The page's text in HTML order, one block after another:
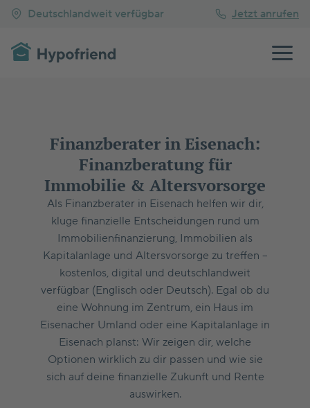
Deutschlandweit verfügbar Jetzt anrufen
Finanzberater in Eisenach:
Finanzberatung für
Immobilie & Altersvorsorge
Als Finanzberater in Eisenach helfen wir dir,
kluge finanzielle Entscheidungen rund um
Immobilienfinanzierung, Immobilien als
Kapitalanlage und Altersvorsorge zu treffen –
kostenlos, digital und deutschlandweit
verfügbar (Englisch oder Deutsch). Egal ob du
eine Wohnung im Zentrum, ein Haus im
Eisenacher Umland oder eine Kapitalanlage in
Eisenach planst: Wir zeigen dir, welche
Optionen wirklich zu dir passen und wie sie
sich auf deine finanzielle Zukunft und Rente
auswirken.